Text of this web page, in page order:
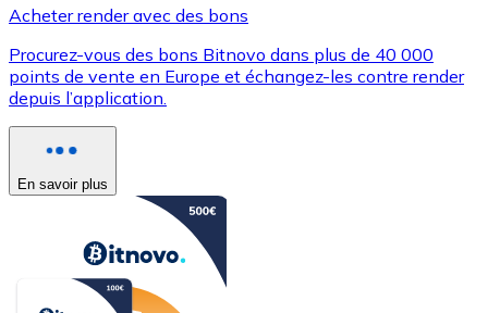
Acheter render avec des bons
Procurez-vous des bons Bitnovo dans plus de 40 000
points de vente en Europe et échangez-les contre render
depuis l’application.
En savoir plus